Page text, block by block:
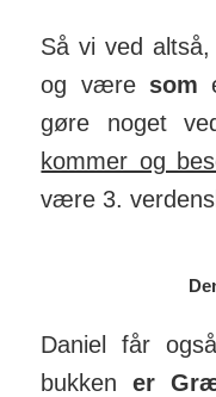
Så vi ved
og være som
gøre noget
kommer og
være 3.
Daniel får
bukkener